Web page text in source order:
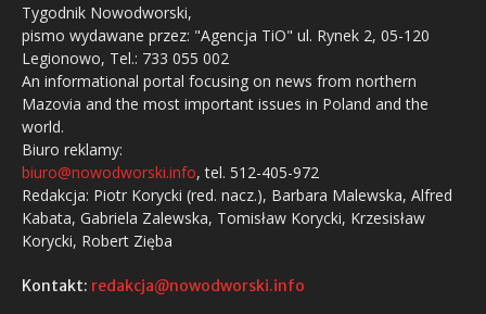
Tygodnik Nowodworski,
pismo wydawane przez: "Agencja TiO" ul. Rynek 2, 05-120
Legionowo, Tel.: 733 055 002
An informational portal focusing on news from northern
Mazovia and the most important issues in Poland and the
world.
Biuro reklamy:
biuro@nowodworski.info, tel. 512-405-972
Redakcja: Piotr Korycki (red. nacz.), Barbara Malewska, Alfred
Kabata, Gabriela Zalewska, Tomisław Korycki, Krzesisław
Korycki, Robert Zięba
Kontakt: redakcja@nowodworski.info